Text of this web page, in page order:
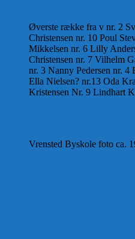
Øverste række fra v nr. 2
Christensen nr. 10 Poul
Mikkelsen nr. 6 Lilly
Christensen nr. 7 Vilhelm
nr. 3 Nanny Pedersen nr.
Ella Nielsen? nr.13 Oda
Kristensen Nr. 9 Lindhart
Vrensted Byskole foto ca.